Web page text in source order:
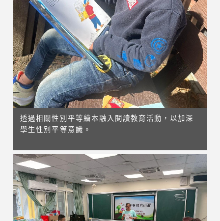
透過相關性別平等繪本融入閱讀教育活動，以加深
學生性別平等意識。